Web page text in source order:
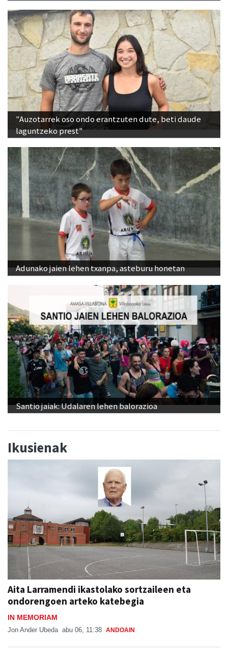
"Auzotarrek oso ondo erantzuten dute, beti daude
laguntzeko prest"
Adunako jaien lehen txanpa, asteburu honetan
Santio jaiak: Udalaren lehen balorazioa
Ikusienak
Aita Larramendi ikastolako sortzaileen eta
ondorengoen arteko katebegia
IN MEMORIAM
Jon Ander Ubeda abu 06, 11:38 ANDOAIN